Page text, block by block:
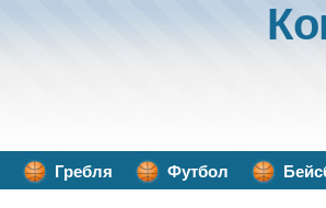
Гребля Футбол